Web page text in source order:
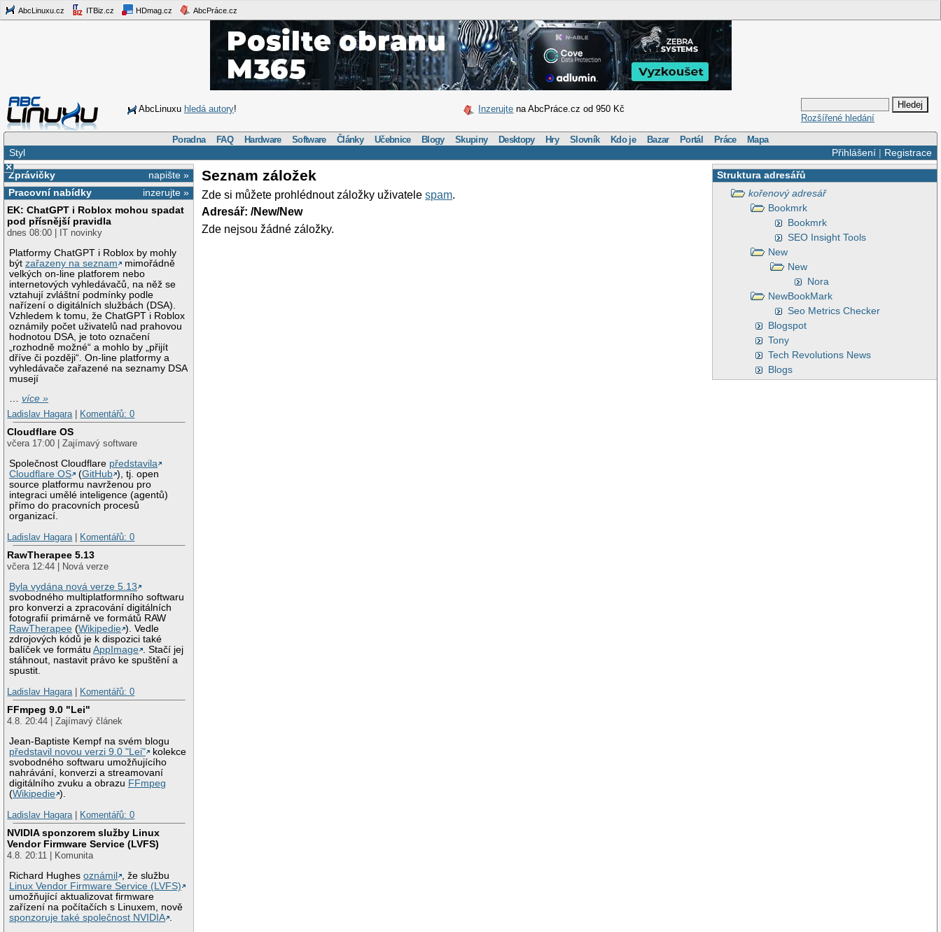
AbcLinuxu.cz ITBiz.cz HDmag.cz AbcPráce.cz
AbcLinuxu hledá autory! Inzerujte na AbcPráce.cz od 950 Kč
Rozšířené hledání
Poradna FAQ Hardware Software Články Učebnice Blogy Skupiny Desktopy Hry Slovník Kdo je Bazar Portál Práce Mapa
Přihlášení| Registrace
Styl
×
napište »
Zprávičky
inzerujte »
Pracovní nabídky
EK: ChatGPT i Roblox mohou spadat
pod přísnější pravidla
dnes 08:00 | IT novinky
Platformy ChatGPT i Roblox by mohly
býtzařazeny na seznam
mimořádně
velkých on-line platforem nebo
internetových vyhledávačů, na něž se
vztahují zvláštní podmínky podle
nařízení o digitálních službách (DSA).
Vzhledem k tomu, že ChatGPT i Roblox
oznámily počet uživatelů nad prahovou
hodnotou DSA, je toto označení
„rozhodně možné“ a mohlo by „přijít
dříve či později“. On-line platformy a
vyhledávače zařazené na seznamy DSA
musejí
…více »
Ladislav Hagara
Komentářů: 0
Cloudflare OS
včera 17:00 | Zajímavý software
Společnost Cloudflare představila
Cloudflare OS
(GitHub ), tj. open
source platformu navrženou pro
integraci umělé inteligence (agentů)
přímo do pracovních procesů
organizací.
Ladislav Hagara
Komentářů: 0
RawTherapee 5.13
včera 12:44 | Nová verze
Byla vydána nová verze 5.13
svobodného multiplatformního softwaru
pro konverzi a zpracování digitálních
fotografií primárně ve formátů RAW
RawTherapee (Wikipedie ). Vedle
zdrojových kódů je k dispozici také
balíček ve formátuAppImage . Stačí jej
stáhnout, nastavit právo ke spuštění a
spustit.
Ladislav Hagara
Komentářů: 0
FFmpeg 9.0 "Lei"
4.8. 20:44 | Zajímavý článek
Jean-Baptiste Kempf na svém blogu
představil novou verzi 9.0 "Lei"
kolekce
svobodného softwaru umožňujícího
nahrávání, konverzi a streamovaní
digitálního zvuku a obrazu FFmpeg
(Wikipedie ).
Ladislav Hagara
Komentářů: 0
NVIDIA sponzorem služby Linux
Vendor Firmware Service (LVFS)
4.8. 20:11 | Komunita
Richard Hughesoznámil
, že službu
Linux Vendor Firmware Service (LVFS)
umožňující aktualizovat firmware
zařízení na počítačích s Linuxem, nově
sponzoruje také společnost NVIDIA .
Struktura adresářů
kořenový adresář
Bookmrk
Bookmrk
SEO Insight Tools
New
New
Nora
NewBookMark
Seo Metrics Checker
Blogspot
Tony
Tech Revolutions News
Blogs
Seznam záložek
Zde si můžete prohlédnout záložky uživatelespam.
Adresář: /New/New
Zde nejsou žádné záložky.